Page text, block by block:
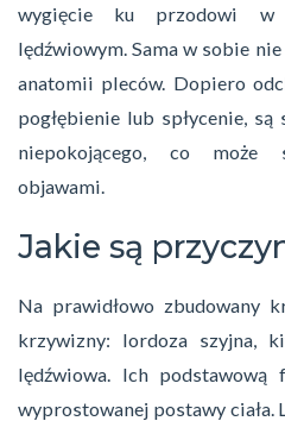
wygięcie ku przodowi w
lędźwiowym. Sama w sobie
anatomii pleców. Dopiero
pogłębienie lub spłycenie, są
niepokojącego, co może
objawami.
Jakie są
Na prawidłowo zbudowany
krzywizny: lordoza szyjna,
lędźwiowa. Ich podstawową
wyprostowanej postawy ciała.